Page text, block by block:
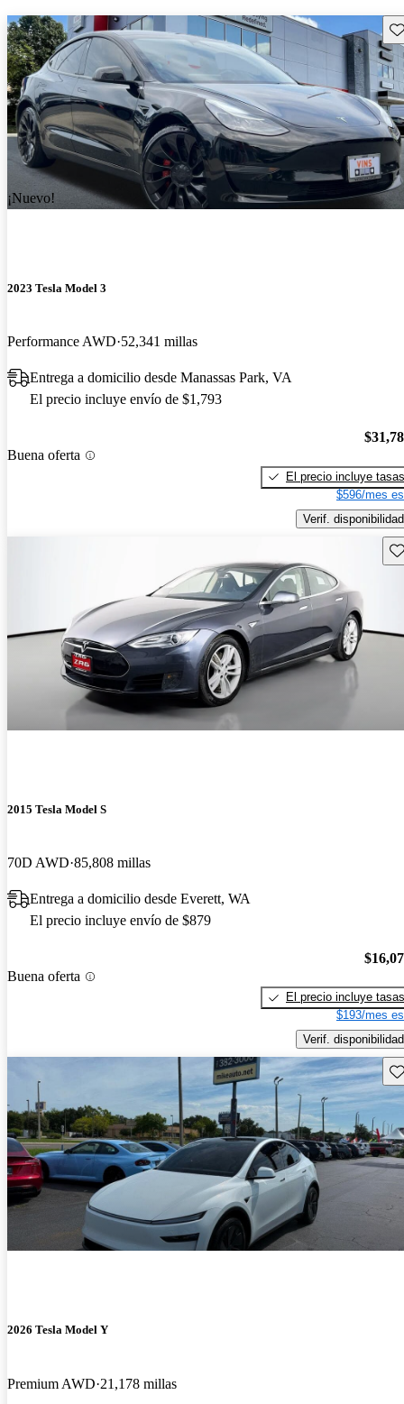
¡Nuevo!
2023 Tesla Model 3
Performance AWD 52,341 millas
Entrega a domicilio desde Manassas Park, VA
El precio incluye envío de $1,793
Buena oferta
El precio incluye tasas
$596/mes
Verif. disponibilidad
2015 Tesla Model S
70D AWD 85,808 millas
Entrega a domicilio desde Everett, WA
El precio incluye envío de $879
Buena oferta
El precio incluye tasas
$193/mes
Verif. disponibilidad
2026 Tesla Model Y
Premium AWD 21,178 millas